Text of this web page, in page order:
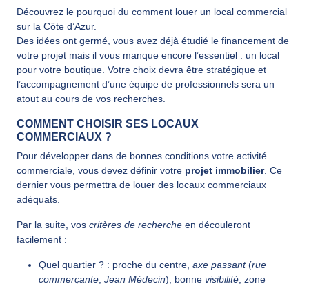
Découvrez le pourquoi du comment louer un local commercial
sur la Côte d’Azur.
Des idées ont germé, vous avez déjà étudié le financement de
votre projet mais il vous manque encore l’essentiel : un local
pour votre boutique. Votre choix devra être stratégique et
l’accompagnement d’une équipe de professionnels sera un
atout au cours de vos recherches.
COMMENT CHOISIR SES LOCAUX
COMMERCIAUX ?
Pour développer dans de bonnes conditions votre activité
commerciale, vous devez définir votre projet immobilier. Ce
dernier vous permettra de louer des locaux commerciaux
adéquats.
Par la suite, vos critères de recherche en découleront
facilement :
Quel quartier ? : proche du centre, axe passant(rue
commerçante Jean Médecin), bonne visibilité , zone